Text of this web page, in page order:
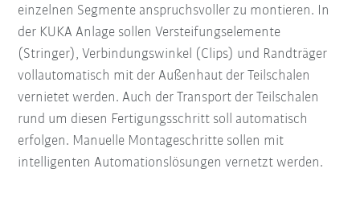
einzelnen Segmente anspruchsvoller zu montieren. In
der KUKA Anlage sollen Versteifungselemente
(Stringer), Verbindungswinkel (Clips) und Randträger
vollautomatisch mit der Außenhaut der Teilschalen
vernietet werden. Auch der Transport der Teilschalen
rund um diesen Fertigungsschritt soll automatisch
erfolgen. Manuelle Montageschritte sollen mit
intelligenten Automationslösungen vernetzt werden.